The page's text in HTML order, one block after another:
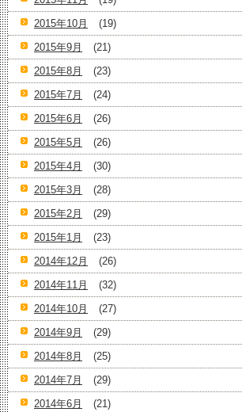
2015年10月
(19)
2015年9月
(21)
2015年8月
(23)
2015年7月
(24)
2015年6月
(26)
2015年5月
(26)
2015年4月
(30)
2015年3月
(28)
2015年2月
(29)
2015年1月
(23)
2014年12月
(26)
2014年11月
(32)
2014年10月
(27)
2014年9月
(29)
2014年8月
(25)
2014年7月
(29)
2014年6月
(21)